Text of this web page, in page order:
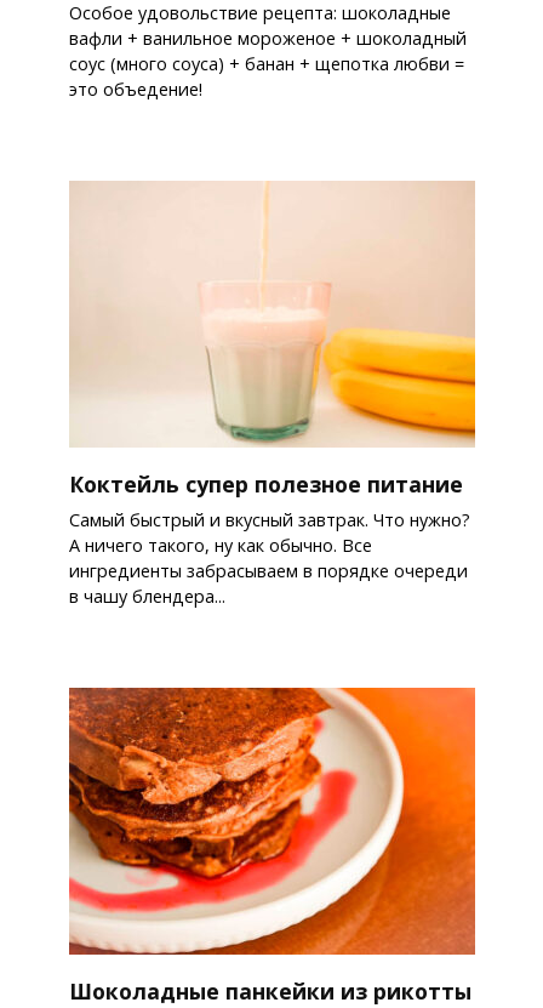
Особое удовольствие рецепта: шоколадные
вафли + ванильное мороженое + шоколадный
соус (много соуса) + банан + щепотка любви =
это объедение!
Коктейль супер полезное питание
Самый быстрый и вкусный завтрак. Что нужно?
А ничего такого, ну как обычно. Все
ингредиенты забрасываем в порядке очереди
в чашу блендера...
Шоколадные панкейки из рикотты